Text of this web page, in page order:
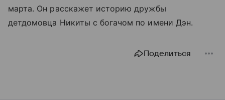
марта. Он расскажет историю дружбы
детдомовца Никиты с богачом по имени Дэн.
Поделиться